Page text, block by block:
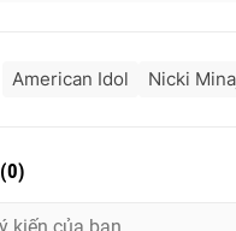
American Idol Nicki
(0)